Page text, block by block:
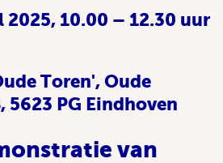
2025, 10.00 – 12.30 uur
Toren', Oude
5623 PG Eindhoven
van